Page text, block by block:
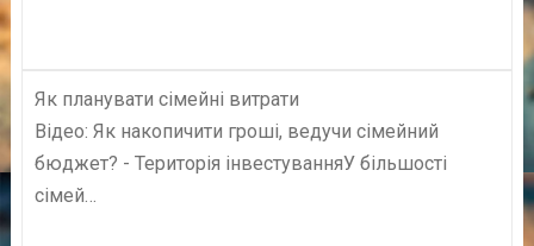
Як планувати сімейні витрати
Відео: Як накопичити гроші, ведучи сімейний
бюджет? - Територія інвестуванняУ більшості
сімей…